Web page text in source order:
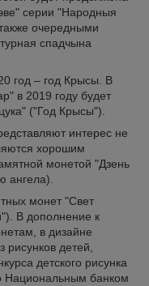
серии "Народныя
очередными
спадчына
год – год Крысы. В
в 2019 году будет
("Год Крысы").
интерес не
хорошим
монетой "Дзень
ангела).
монет "Свет
В дополнение к
в дизайне
рисунков детей,
детского рисунка
Национальным банком